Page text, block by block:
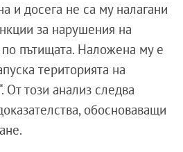
и досега не са му налагани
за нарушения на
пътищата. Наложена му е
територията на
От този анализ следва
обосноваващи